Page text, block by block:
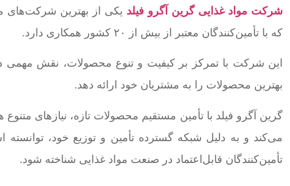
شرکت مواد غذایی گرین آگرو فیلد یکی از بهترین شرکت‌های
که با تأمین‌کنندگان معتبر از بیش از ۲۰ کشور همکاری دارد.
این شرکت با تمرکز بر کیفیت و تنوع محصولات، نقش مهمی
بهترین محصولات را به مشتریان خود ارائه دهد.
گرین آگرو فیلد با تأمین مستقیم محصولات تازه، نیازهای
می‌کند و به دلیل شبکه گسترده تأمین و توزیع خود،
تأمین‌کنندگان قابل‌اعتماد در صنعت مواد غذایی شناخته شود.